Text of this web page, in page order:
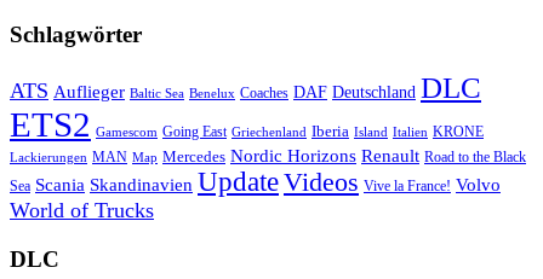
Schlagwörter
ATS Auflieger Baltic Sea Benelux Coaches DAF Deutschland DLC
ETS2 Gamescom Going East Griechenland Iberia Island Italien KRONE
Lackierungen MAN Map Mercedes Nordic Horizons Renault Road to the Black
Sea Scania Skandinavien UpdateVideos Vive la France! Volvo
World of Trucks
DLC